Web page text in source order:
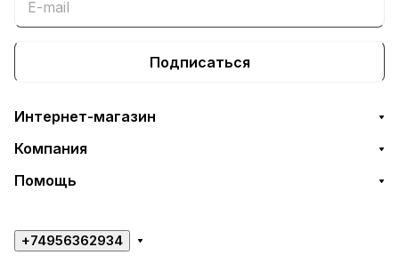
Подписаться
Интернет-магазин
Компания
Помощь
+74956362934